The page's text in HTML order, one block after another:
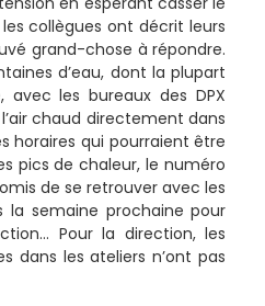
collègues ont décrit leurs
grand-chose à répondre.
d’eau, dont la plupart
avec les bureaux des DPX
chaud directement dans
horaires qui pourraient être
pics de chaleur, le numéro
de se retrouver avec les
la semaine prochaine pour
Pour la direction, les
dans les ateliers n’ont pas